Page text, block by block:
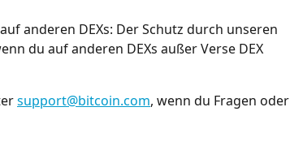
anderen DEXs: Der Schutz durch unseren
du auf anderen DEXs außer Verse DEX
support@bitcoin.com, wenn du Fragen oder